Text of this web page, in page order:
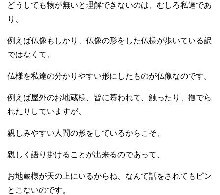
どうしても物が無いと理解できないのは、むしろ私達であ
り、
例えば仏像もしかり、仏像の形をした仏様が歩いている訳
ではなくて、
仏様を私達の分かりやすい形にしたものが仏像なのです。
例えば屋外のお地蔵様、皆に慕われて、触ったり、撫でら
れたりしていますが、
親しみやすい人間の形をしているからこそ、
親しく語り掛けることが出来るのであって、
お地蔵様が天の上にいるからね、なんて話をされてもピン
とこないのです。